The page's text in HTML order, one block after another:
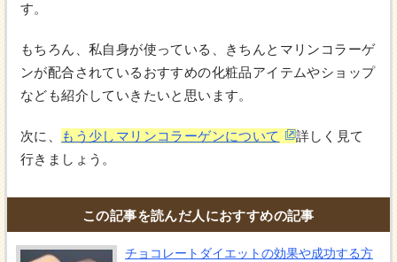
す。
もちろん、私自身が使っている、きちんとマリンコラーゲ
ンが配合されているおすすめの化粧品アイテムやショップ
なども紹介していきたいと思います。
次に、 もう少しマリンコラーゲンについて
詳しく見て
行きましょう。
この記事を読んだ人におすすめの記事
チョコレートダイエットの効果や成功する方